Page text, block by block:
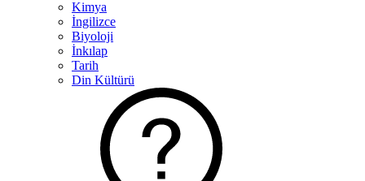
Kimya
İngilizce
Biyoloji
İnkılap
Tarih
Din Kültürü